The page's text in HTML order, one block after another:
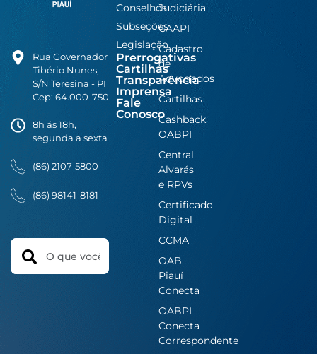
Rua Governador
Tibério Nunes,
S/N Teresina - PI
Cep: 64.000-750
8h ás 18h,
segunda a sexta
(86) 2107-5800
(86) 98141-8181
Search
Conselhos
Subseções
Legislação
Prerrogativas
Cartilhas
Transparência
Imprensa
Fale
Conosco
Judiciária
CAAPI
Cadastro
de
Advogados
Cartilhas
Cashback
OABPI
Central
Alvarás
e RPVs
Certificado
Digital
CCMA
OAB
Piauí
Conecta
OABPI
Conecta
Correspondente